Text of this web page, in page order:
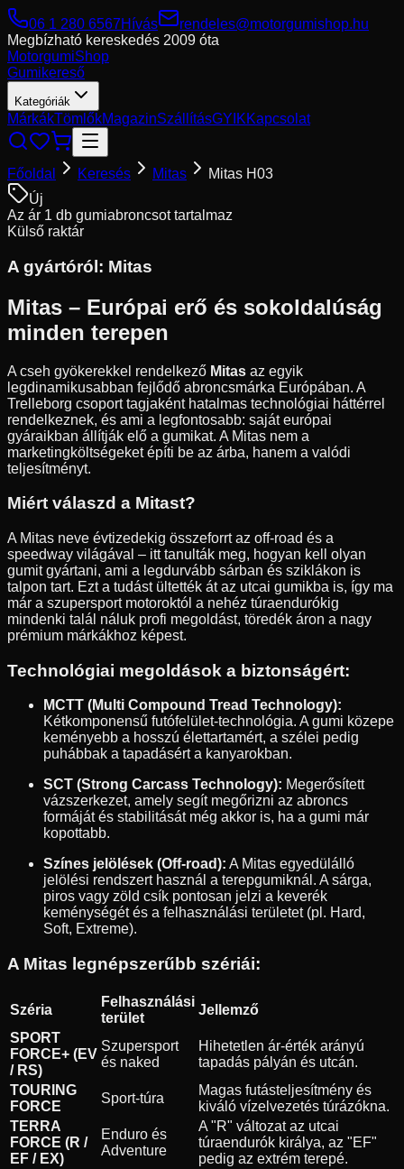
06 1 280 6567Hívás
rendeles@motorgumishop.hu
Megbízható kereskedés 2009 óta
MotorgumiShop
Gumikereső
Kategóriák
MárkákTömlőkMagazinSzállításGYIKKapcsolat
Főoldal Keresés Mitas
Mitas H03
Új
Az ár 1 db gumiabroncsot tartalmaz
Külső raktár
A gyártóról: Mitas
Mitas – Európai erő és sokoldalúság
minden terepen
A cseh gyökerekkel rendelkező Mitas az egyik
legdinamikusabban fejlődő abroncsmárka Európában. A
Trelleborg csoport tagjaként hatalmas technológiai háttérrel
rendelkeznek, és ami a legfontosabb: saját európai
gyáraikban állítják elő a gumikat. A Mitas nem a
marketingköltségeket építi be az árba, hanem a valódi
teljesítményt.
Miért válaszd a Mitast?
A Mitas neve évtizedekig összeforrt az off-road és a
speedway világával – itt tanulták meg, hogyan kell olyan
gumit gyártani, ami a legdurvább sárban és sziklákon is
talpon tart. Ezt a tudást ültették át az utcai gumikba is, így ma
már a szupersport motoroktól a nehéz túraendurókig
mindenki talál náluk profi megoldást, töredék áron a nagy
prémium márkákhoz képest.
Technológiai megoldások a biztonságért:
MCTT (Multi Compound Tread Technology):
Kétkomponensű futófelület-technológia. A gumi közepe
keményebb a hosszú élettartamért, a szélei pedig
puhábbak a tapadásért a kanyarokban.
SCT (Strong Carcass Technology): Megerősített
vázszerkezet, amely segít megőrizni az abroncs
formáját és stabilitását még akkor is, ha a gumi már
kopottabb.
Színes jelölések (Off-road): A Mitas egyedülálló
jelölési rendszert használ a terepgumiknál. A sárga,
piros vagy zöld csík pontosan jelzi a keverék
keménységét és a felhasználási területet (pl. Hard,
Soft, Extreme).
A Mitas legnépszerűbb szériái:
Széria
Felhasználási
terület
Jellemző
SPORT
FORCE+ (EV
/ RS)
Szupersport
és naked
Hihetetlen ár-érték arányú
tapadás pályán és utcán.
TOURING
FORCE
Sport-túra
Magas futásteljesítmény és
kiváló vízelvezetés túrázókna.
TERRA
FORCE (R /
EF / EX)
Enduro és
Adventure
A "R" változat az utcai
túraendurók királya, az "EF"
pedig az extrém terepé.